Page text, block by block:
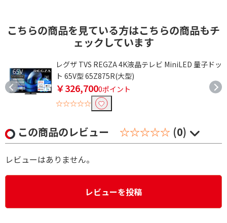
こちらの商品を見ている方はこちらの商品もチ
ェックしています
レグザ TVS REGZA 4K液晶テレビ MiniLED 量子ドッ
ト 65V型 65Z875R(大型)
￥326,7000ポイント
☆☆☆☆☆
この商品のレビュー ☆☆☆☆☆ (0)
レビューはありません。
レビューを投稿